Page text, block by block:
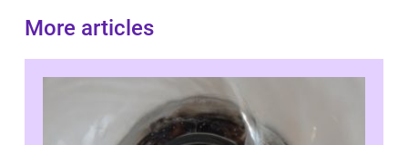
More articles